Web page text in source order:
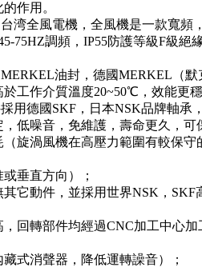
作用。
湾全風電機，全風機是一款寬頻
75HZ調頻，IP55防護等級F級
MERKEL油封，德國MERKEL（
工作介質溫度20~50℃，效能更
用德國SKF，日本NSK品牌軸
低噪音，免維護，壽命更久，可
旋渦風機在高壓力範圍有較保
垂直方向）；
它動件，並採用世界NSK，
回轉部件均經過CNC加工中心
式消聲器，降低運轉譟音）；